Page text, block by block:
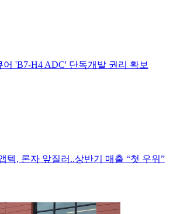
'B7-H4 ADC' 단독개발 권리 확보
텍, 론자 앞질러..상반기 매출 “첫 우위”